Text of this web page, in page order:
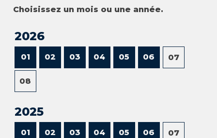
Choisissez un mois ou une année.
2026
01 02 03 04 05 06 07
08
2025
01 02 03 04 05 06 07